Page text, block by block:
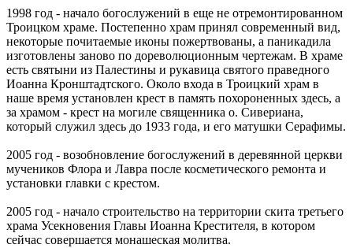
1998 год - начало богослужений в еще не отремонтированном
Троицком храме. Постепенно храм принял современный вид,
некоторые почитаемые иконы пожертвованы, а паникадила
изготовлены заново по дореволюционным чертежам. В храме
есть святыни из Палестины и рукавица святого праведного
Иоанна Кронштадтского. Около входа в Троицкий храм в
наше время установлен крест в память похороненных здесь, а
за храмом - крест на могиле священника о. Сивериана,
который служил здесь до 1933 года, и его матушки Серафимы.
2005 год - возобновление богослужений в деревянной церкви
мучеников Флора и Лавра после косметического ремонта и
установки главки с крестом.
2005 год - начало строительство на территории скита третьего
храма Усекновения Главы Иоанна Крестителя, в котором
сейчас совершается монашеская молитва.